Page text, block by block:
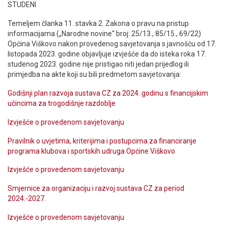
STUDENI
Temeljem članka 11. stavka 2. Zakona o pravu na pristup
informacijama („Narodne novine“ broj: 25/13., 85/15., 69/22)
Općina Viškovo nakon provedenog savjetovanja s javnošću od 17.
listopada 2023. godine objavljuje izvješće da do isteka roka 17.
studenog 2023. godine nije pristigao niti jedan prijedlog ili
primjedba na akte koji su bili predmetom savjetovanja:
Godišnji plan razvoja sustava CZ za 2024. godinu s financijskim
učincima za trogodišnje razdoblje
Izvješće o provedenom savjetovanju
Pravilnik o uvjetima, kriterijima i postupcima za financiranje
programa klubova i sportskih udruga Općine Viškovo
Izvješće o provedenom savjetovanju
Smjernice za organizaciju i razvoj sustava CZ za period
2024.-2027.
Izvješće o provedenom savjetovanju